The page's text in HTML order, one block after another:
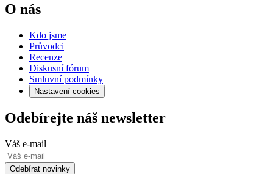
O nás
Kdo jsme
Průvodci
Recenze
Diskusní fórum
Smluvní podmínky
Nastavení cookies
Odebírejte náš newsletter
Váš e-mail
Odebírat novinky